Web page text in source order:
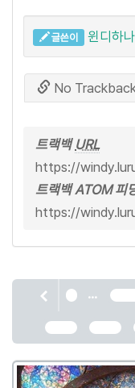
글쓴이 윈디하나
No
트랙백 URL
https://
트랙백 ATOM 피
https://
...